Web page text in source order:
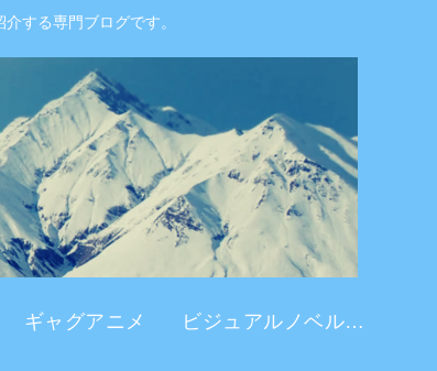
する専門ブログです。
ギャグアニメ ビジュアルノベル系 アニメ